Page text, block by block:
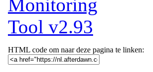
HTML code om naar deze pagina te linken: